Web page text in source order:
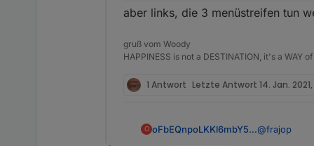
aber links, die 3 menüstreifen tun
gruß vom Woody
HAPPINESS is not a DESTINATION, it's a WAY of
1 Antwort Letzte Antwort 14. Jan.
O oFbEQnpoLKKl6mbY5e13@frajop